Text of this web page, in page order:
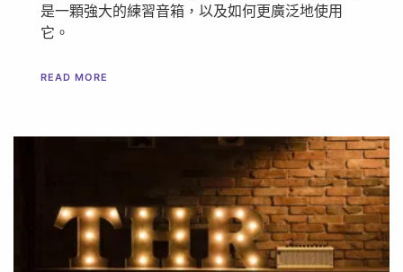
是一顆強大的練習音箱，以及如何更廣泛地使用
它。
READ MORE